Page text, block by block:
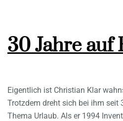
30 Jahre auf
Eigentlich ist Christian Klar
Trotzdem dreht sich bei ihm seit
Thema Urlaub. Als er 1994